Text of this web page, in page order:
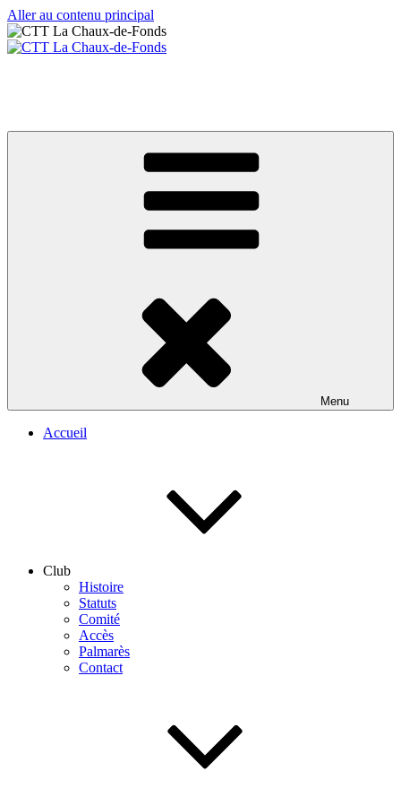
Aller au contenu principal
Menu
Accueil
Club
Histoire
Statuts
Comité
Accès
Palmarès
Contact